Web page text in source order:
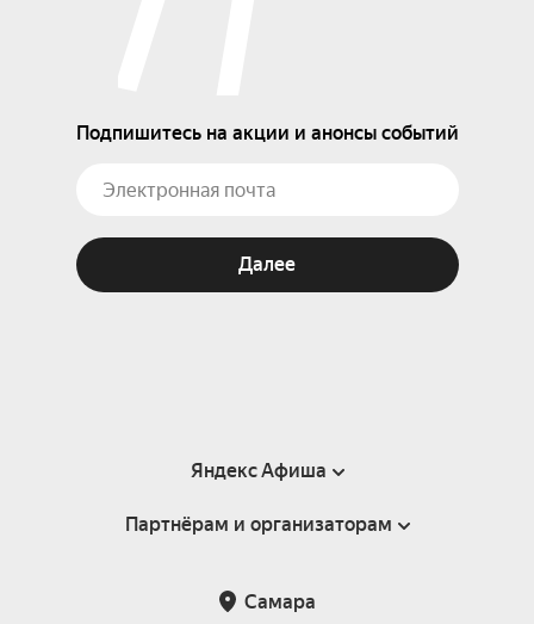
Подпишитесь на акции и анонсы событий
Далее
Яндекс Афиша
Справка
Подарочные сертификаты
Партнёрам и организаторам
Самара